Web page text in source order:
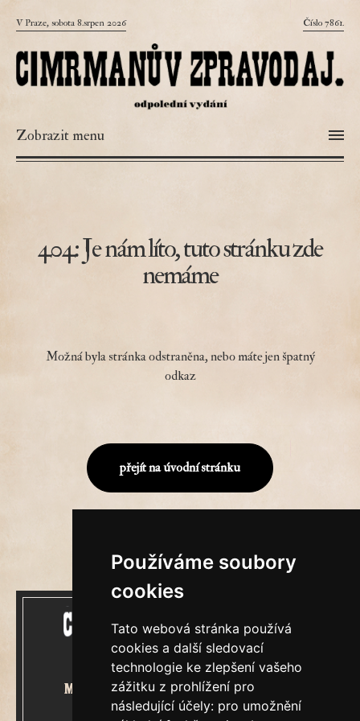
Používáme soubory
cookies
Tato webová stránka používá
cookies a další sledovací
technologie ke zlepšení vašeho
zážitku z prohlížení pro
následující účely: pro umožnění
V Praze, sobota 8.srpen 2026 Číslo 7861.
Zobrazit menu
404: Je nám líto, tuto stránku zde
nemáme
Možná byla stránka odstraněna, nebo máte jen špatný
odkaz
přejít na úvodní stránku
Mecenášem Cimrmanova Zpravodaje
je společnost